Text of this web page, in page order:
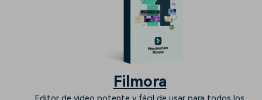
Filmora